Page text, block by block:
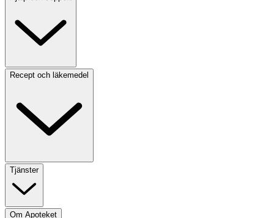
Recept och läkemedel
Tjänster
Om Apoteket